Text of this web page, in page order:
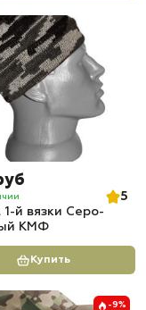
5
й вязки Серо-
КМФ
Купить
-9%